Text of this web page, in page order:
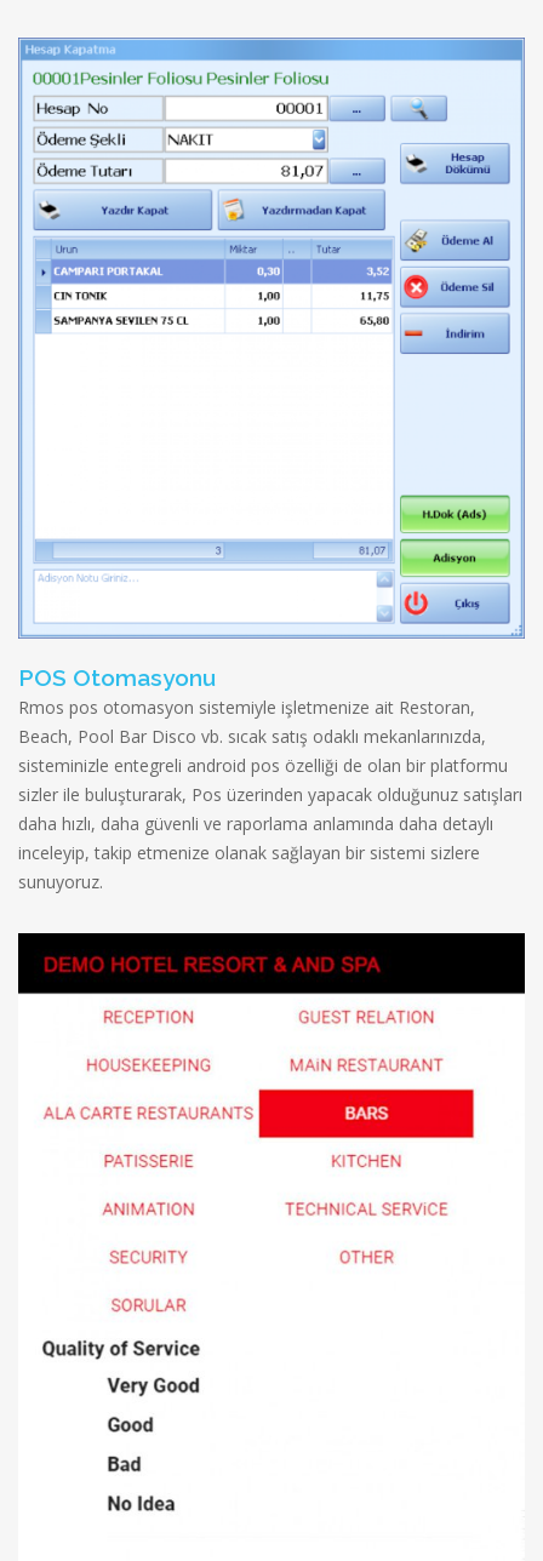
POS Otomasyonu
Rmos pos otomasyon sistemiyle işletmenize ait Restoran,
Beach, Pool Bar Disco vb. sıcak satış odaklı mekanlarınızda,
sisteminizle entegreli android pos özelliği de olan bir platformu
sizler ile buluşturarak, Pos üzerinden yapacak olduğunuz satışları
daha hızlı, daha güvenli ve raporlama anlamında daha detaylı
inceleyip, takip etmenize olanak sağlayan bir sistemi sizlere
sunuyoruz.